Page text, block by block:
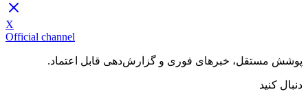
X
Official channel
پوشش مستقل، خبرهای فوری و گزارش‌دهی قابل اعتماد.
دنبال کنید